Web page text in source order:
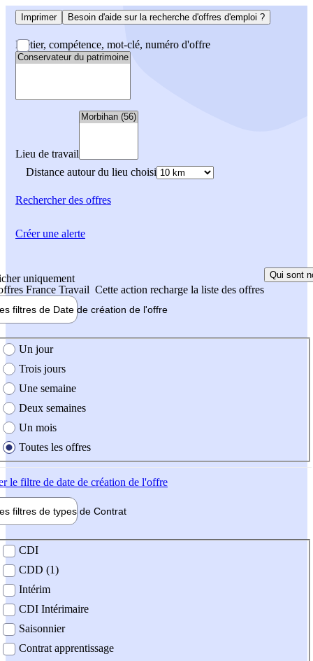
Imprimer Besoin d'aide sur la recherche d'offres d'emploi ?
Métier, compétence, mot-clé, numéro d'offre
Lieu de travail
Distance autour du lieu choisi
Rechercherdes offres
uniquement
France Travail Cette action recharge la liste des offres
Qui sont
filtres de Date de création de l'offre
création de l'offre
Un jour
Trois jours
Une semaine
Deux semaines
Un mois
Toutes les offres
le filtre de date de création de l'offre
filtres de types de Contrat
contrat
CDI
CDD (1)
Intérim
CDI Intérimaire
Saisonnier
Contrat apprentissage
Créer une alerte